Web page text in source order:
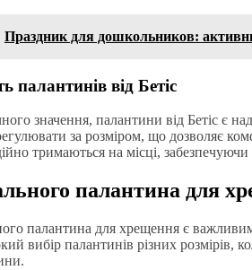
Праздник для дошкольников:
палантинів від Бетіс
значення, палантини від Бетіс є
за розміром, що дозволяє
тримаються на місці,
палантина для
палантина для хрещення є
вибір палантинів різних розмірів,